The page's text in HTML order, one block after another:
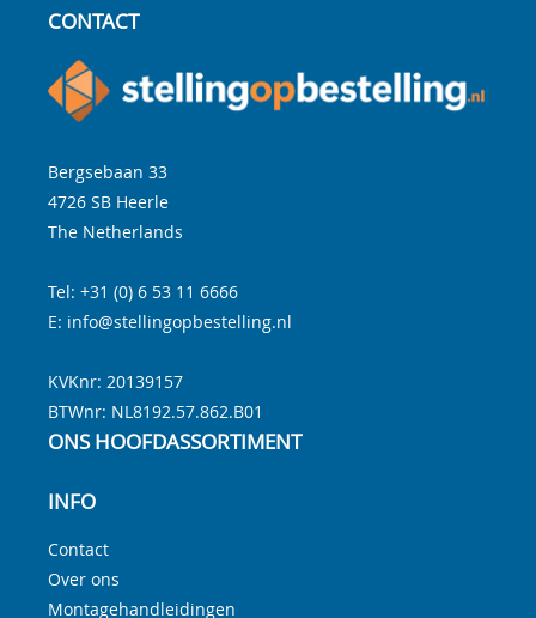
CONTACT
Bergsebaan 33
4726 SB Heerle
The Netherlands
Tel: +31 (0) 6 53 11 6666
E: info@stellingopbestelling.nl
KVKnr: 20139157
BTWnr: NL8192.57.862.B01
ONS HOOFDASSORTIMENT
INFO
Contact
Over ons
Montagehandleidingen